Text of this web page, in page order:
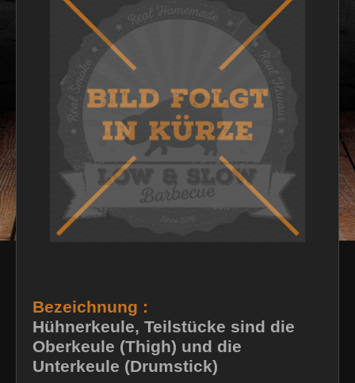
Bezeichnung :
Hühnerkeule, Teilstücke sind die
Oberkeule (Thigh) und die
Unterkeule (Drumstick)